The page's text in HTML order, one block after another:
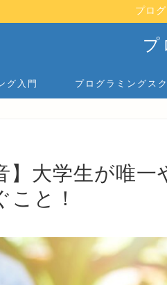
プロ
プ
グ入門 プログラミングス
】大学生が唯
こと！